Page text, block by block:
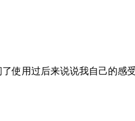
使用过后来说说我自己的感